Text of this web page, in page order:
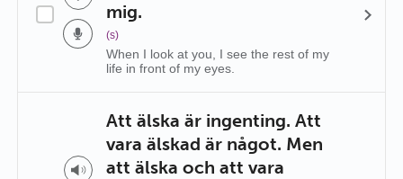
mig.
(s)
When I look at you, I see the rest of my
life in front of my eyes.
Att älska är ingenting. Att
vara älskad är något. Men
att älska och att vara